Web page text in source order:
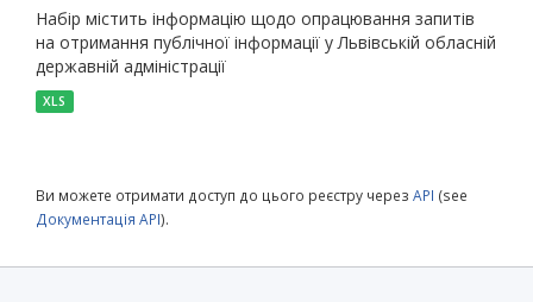
Набір містить інформацію щодо опрацювання запитів
на отримання публічної інформації у Львівській обласній
державній адміністрації
XLS
Ви можете отримати доступ до цього реєстру через API (see
Документація API).